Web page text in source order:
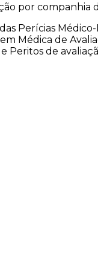
por companhia
Perícias
Médica de
Peritos de